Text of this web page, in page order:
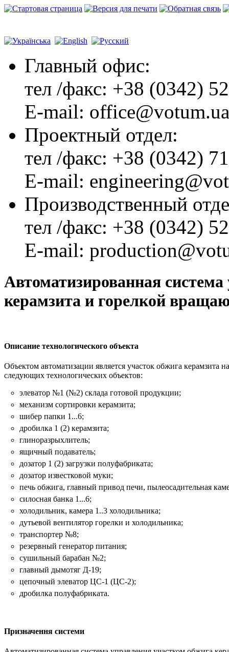
Главный офиc:
тел /факс: +38 (0342)
E-mail: office@votum.ua
Проектный отдел:
тел /факс: +38 (0342)
E-mail:
Производственный
тел /факс: +38 (0342)
E-mail:
Автоматизированная
керамзита и горелкой
Описание технологического объекта
Объектом автоматизации является участок обжига
следующих технологических объектов:
элеватор №1 (№2) склада готовой продукции;
механизм сортировки керамзита;
шибер папки 1...6;
дробилка 1 (2) керамзита;
глиноразрыхлитель;
ящичный подаватель;
дозатор 1 (2) загрузки полуфабриката;
дозатор известковой муки;
печь обжига, главный привод печи, пылеосадительная
силосная банка 1...6;
холодильник, камера 1..3 холодильника;
дутьевой вентилятор горелки и холодильника;
транспортер №8;
резервный генератор питания;
сушильный барабан №2;
главный дымотяг Д-19;
цепочный элеватор ЦС-1 (ЦС-2);
дробилка полуфабриката.
Призначення системи